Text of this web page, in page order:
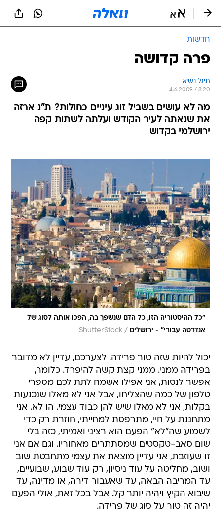
חדשות
פרה קדושה
תיגל נשיא
4.6.2009 / 8:20
מה לא עושים בשביל זוג עיניים כחולות? ת"נ ארזה
את שנאתה לעיר הקודש ועלתה לשתות קפה
ירושלמי בקדוש
"כל ההיסטוריה הזו, כל הדם שנשפך בה, הפכו אותה לסוג של
אנדרטה עבורי" - ירושלים
/
ShutterStock
יכול להיות שזה טור פרידה. לצערכם, עדיין לא מדובר
בפרידה ממני. ממני קצת קשה להיפרד. כלומר,
אפשר לנסות, אני אפילו אשמח לתת לכם מספרי
טלפון של כמה שהצליחו, אבל אני לא מאלו שנכנעות
בקלות, אני לא מאלו שיש להן כבוד עצמי. הו לא. אני
מתחננת על חיי, מתרפסת למחייתי, חוזרת רק כדי
לשמוע שה"לא" הפעם הוא רציני ואמיתי, כזה בלי
שום סאב-טקסטים שמסתתרים מאחוריו. וגם אם אני
זו שעוזבת, אני עדיין מוצאת את עצמי מתחבטת שוב
ושוב, מחליטה על עוד ניסיון, רק עוד שבוע, שבועיים,
עד המריבה הבאה, עד שאעבור דירה, או מדינה, עד
שיבוא הקיץ ויהיה יותר קל. אבל בכל זאת, אולי הפעם
יהיה זה טור על סוג של פרידה.